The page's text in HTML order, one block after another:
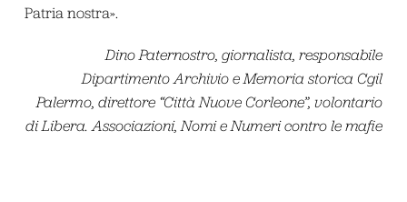
Patria nostra».
Dino Paternostro, giornalista, responsabile
Dipartimento Archivio e Memoria storica Cgil
Palermo, direttore “Città Nuove Corleone”, volontario
di Libera. Associazioni, Nomi e Numeri contro le mafie